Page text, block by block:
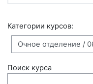
Категории курсов:
Поиск курса